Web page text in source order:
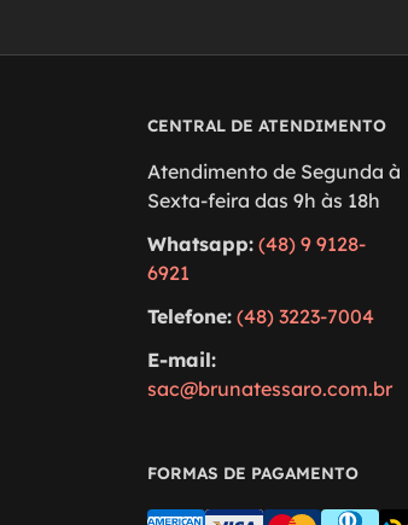
CENTRAL DE ATENDIMENTO
Atendimento de Segunda à
Sexta-feira das 9h às 18h
Whatsapp: (48) 9 9128-
6921
Telefone: (48) 3223-7004
E-mail:
sac@brunatessaro.com.br
FORMAS DE PAGAMENTO